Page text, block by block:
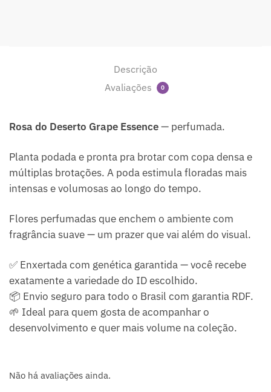
Descrição
Avaliações
0
Rosa do Deserto Grape Essence— perfumada.
Planta podada e pronta pra brotar com copa densa e
múltiplas brotações. A poda estimula floradas mais
intensas e volumosas ao longo do tempo.
Flores perfumadas que enchem o ambiente com
fragrância suave — um prazer que vai além do visual.
✅ Enxertada com genética garantida — você recebe
exatamente a variedade do ID escolhido.
📦 Envio seguro para todo o Brasil com garantia RDF.
🌱 Ideal para quem gosta de acompanhar o
desenvolvimento e quer mais volume na coleção.
Não há avaliações ainda.